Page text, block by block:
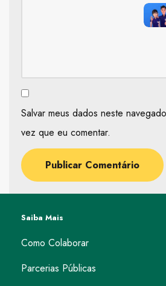
Salvar meus dados neste
vez que eu comentar.
Saiba Mais
Como Colaborar
Parcerias Públicas